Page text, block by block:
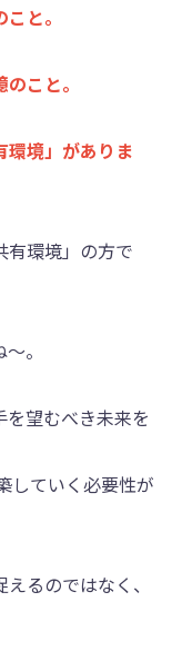
と。
こと。
環境」がありま
有環境」の方で
。
望むべき未来を
していく必要性が
るのではなく、